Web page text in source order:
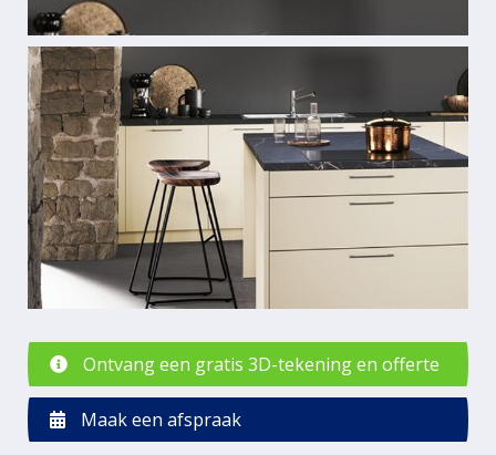
Ontvang een gratis 3D-tekening en offerte
Maak een afspraak